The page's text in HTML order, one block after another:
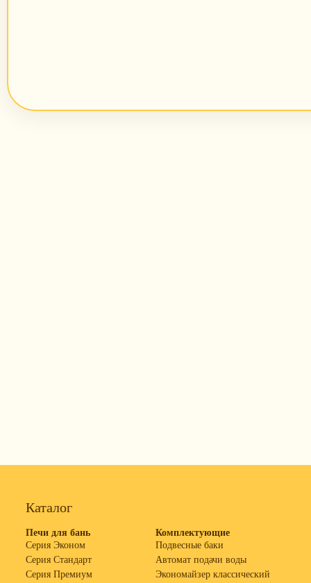
Каталог
Печи для бань
Серия Эконом
Серия Стандарт
Серия Премиум
Комплектующие
Подвесные баки
Автомат подачи воды
Экономайзер классический